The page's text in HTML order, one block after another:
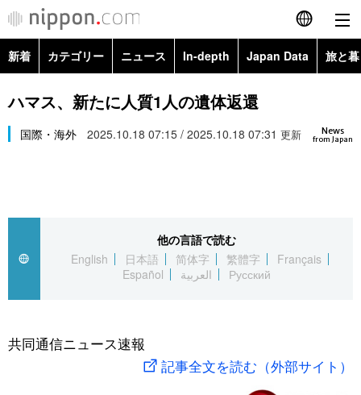
English
繁體字
العربية
社会
旅と暮らし
新着 カテゴリー ニュース In-depth Japan Data 旅と
政治・外交
経済・ビジネス
社会
文化
科学・技術
暮らし
Images
お知らせ
ハマス、新たに人質1人の遺体返還
News
from Japan
国際・海外 2025.10.18 07:15 / 2025.10.18 07:31 更新
他の言語で読む
English
日本語 简体字 繁體字
Français
Español
العربية Русский
共同通信ニュース速報
記事全文を読む（外部サイト）